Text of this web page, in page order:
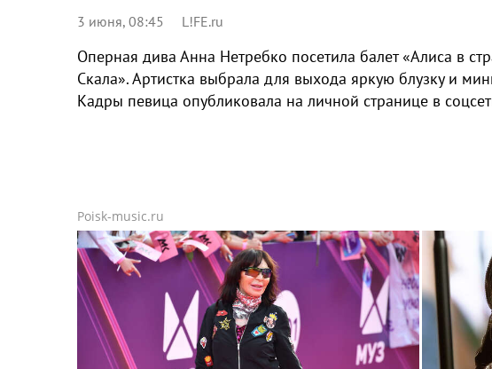
3 июня, 08:45 L!FE.ru
Оперная дива Анна Нетребко посетила балет «Алиса в
Скала». Артистка выбрала для выхода яркую блузку и
Кадры певица опубликовала на личной странице в
Poisk-music.ru